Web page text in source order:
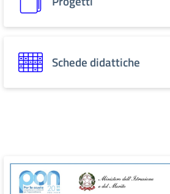
Schede didattiche